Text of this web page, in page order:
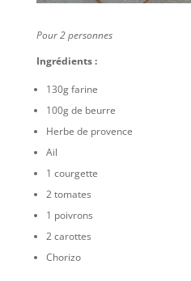
Pour 2 personnes
Ingrédients :
130g farine
100g de beurre
Herbe de provence
Ail
1 courgette
2 tomates
1 poivrons
2 carottes
Chorizo